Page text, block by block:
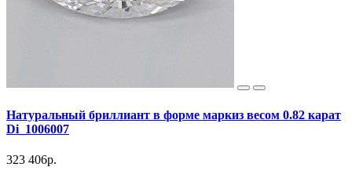
Натуральный бриллиант в форме маркиз весом 0.82 карат
Di_1006007
323 406р.